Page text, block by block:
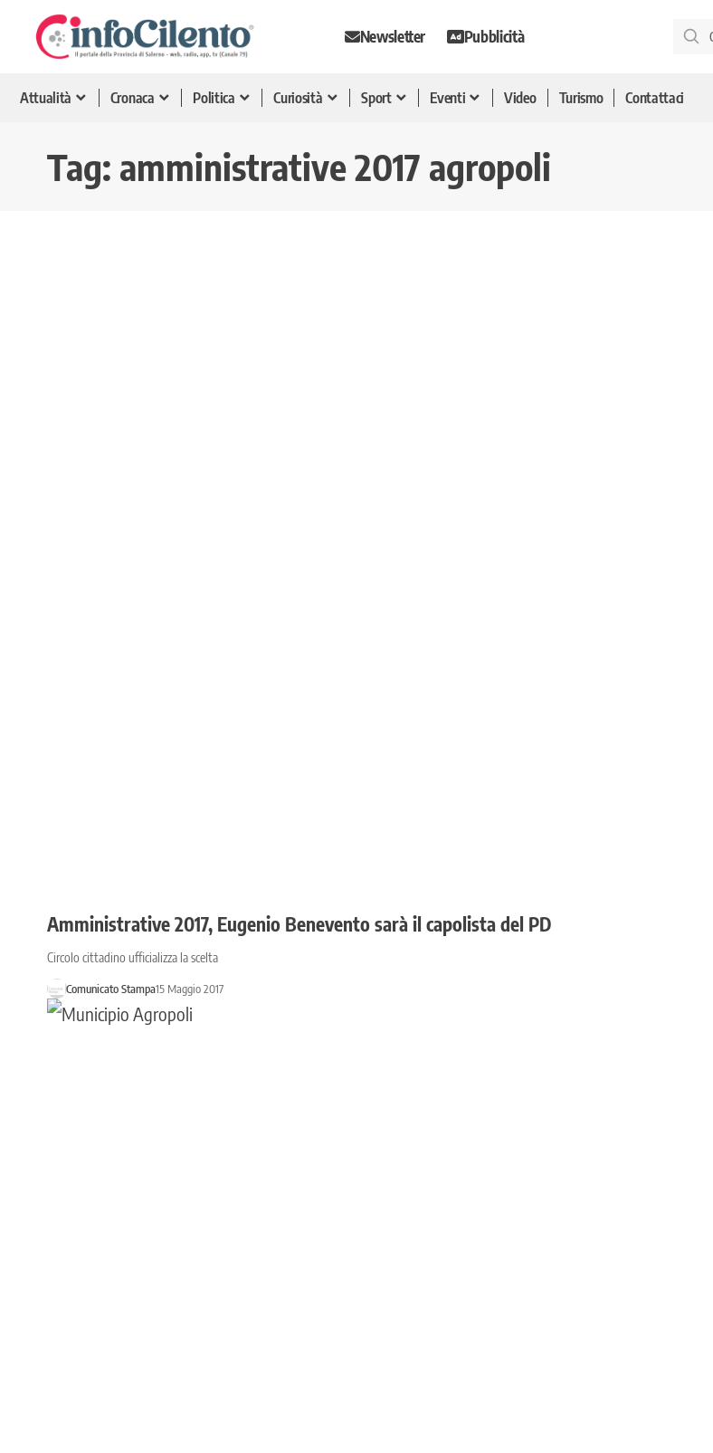
Newsletter Pubblicità
Attualità Cronaca Politica Curiosità Sport Eventi Video Turismo Contattaci
Tag: amministrative 2017 agropoli
Amministrative 2017, Eugenio Benevento sarà il capolista del PD
Circolo cittadino ufficializza la scelta
Comunicato Stampa15 Maggio 2017